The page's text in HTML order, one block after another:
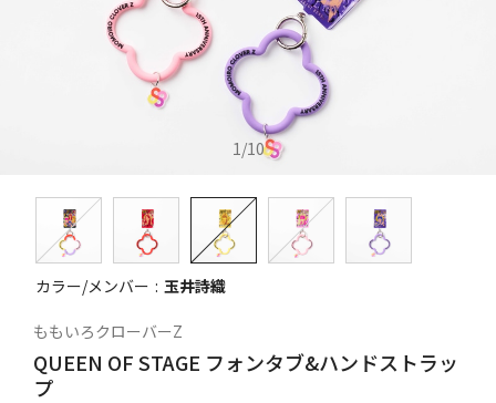
1/10
カラー/メンバー 玉井詩織
ももいろクローバーZ
QUEEN OF STAGE フォンタブ&ハンドストラッ
プ